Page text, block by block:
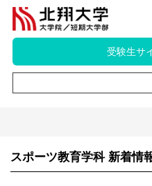
受験生サ
スポーツ教育学科 新着情